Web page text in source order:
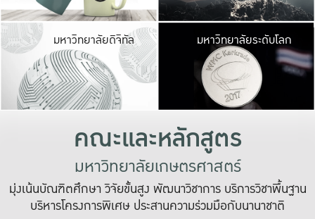
มหาวิทยาลัยดิจิทัล มหาวิ
เปลี่ยนแปลง แล
เพื่อทำง
ระบบสารสนเทศ
มหาวิทยาลัยระดับโลก
คณะและหลักสูตร
มหาวิทยาลัยเกษตรศาสตร์
มุ่งเน้นบัณฑิตศึกษา วิจัยขั้นสูง พัฒนาวิชาการ บริการวิชาพื้นฐาน
บริหารโครงการพิเศษ ประสานความร่วมมือกับนานาชาติ